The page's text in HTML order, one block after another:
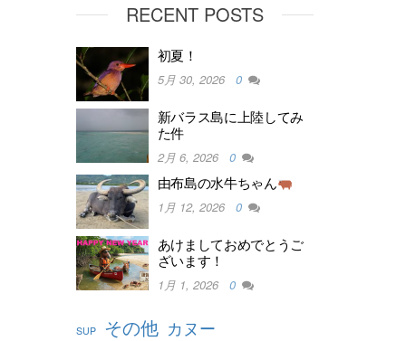
RECENT POSTS
初夏！
5月 30, 2026 0
新バラス島に上陸してみ
た件
2月 6, 2026 0
由布島の水牛ちゃん
1月 12, 2026 0
あけましておめでとうご
ざいます！
1月 1, 2026 0
SUP その他 カヌー